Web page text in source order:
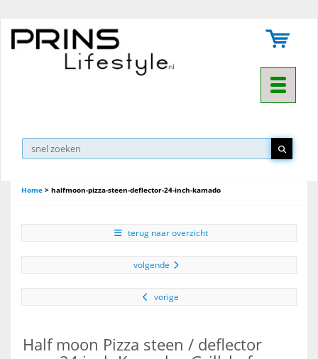
Toggle
Home > halfmoon-pizza-steen-deflector-24-inch-kamado
terug naar overzicht
volgende
vorige
Half moon Pizza steen / deflector